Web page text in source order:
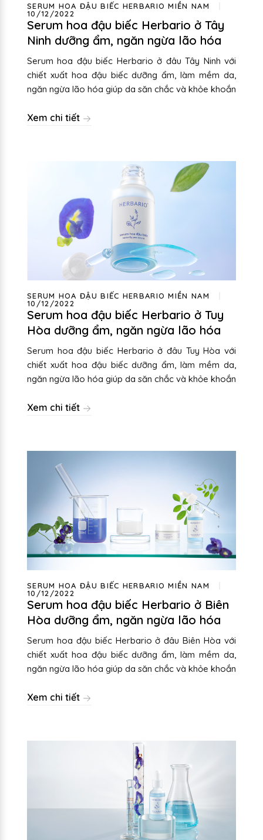
SERUM HOA ĐẬU BIẾC HERBARIO MIỀN NAM
10/12/2022
Serum hoa đậu biếc Herbario ở Tây
Ninh dưỡng ẩm, ngăn ngừa lão hóa
Serum hoa đậu biếc Herbario ở đâu Tây Ninh với
chiết xuất hoa đậu biếc dưỡng ẩm, làm mềm da,
ngăn ngừa lão hóa giúp da săn chắc và khỏe khoắn
Xem chi tiết
SERUM HOA ĐẬU BIẾC HERBARIO MIỀN NAM
10/12/2022
Serum hoa đậu biếc Herbario ở Tuy
Hòa dưỡng ẩm, ngăn ngừa lão hóa
Serum hoa đậu biếc Herbario ở đâu Tuy Hòa với
chiết xuất hoa đậu biếc dưỡng ẩm, làm mềm da,
ngăn ngừa lão hóa giúp da săn chắc và khỏe khoắn
Xem chi tiết
SERUM HOA ĐẬU BIẾC HERBARIO MIỀN NAM
10/12/2022
Serum hoa đậu biếc Herbario ở Biên
Hòa dưỡng ẩm, ngăn ngừa lão hóa
Serum hoa đậu biếc Herbario ở đâu Biên Hòa với
chiết xuất hoa đậu biếc dưỡng ẩm, làm mềm da,
ngăn ngừa lão hóa giúp da săn chắc và khỏe khoắn
Xem chi tiết